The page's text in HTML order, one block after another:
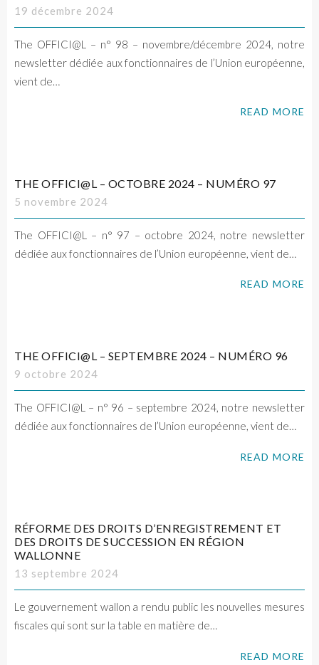
19 décembre 2024
The OFFICI@L – n° 98 – novembre/décembre 2024, notre
newsletter dédiée aux fonctionnaires de l’Union européenne,
vient de…
READ MORE
THE OFFICI@L – OCTOBRE 2024 – NUMÉRO 97
5 novembre 2024
The OFFICI@L – n° 97 – octobre 2024, notre newsletter
dédiée aux fonctionnaires de l’Union européenne, vient de…
READ MORE
THE OFFICI@L – SEPTEMBRE 2024 – NUMÉRO 96
9 octobre 2024
The OFFICI@L – n° 96 – septembre 2024, notre newsletter
dédiée aux fonctionnaires de l’Union européenne, vient de…
READ MORE
RÉFORME DES DROITS D’ENREGISTREMENT ET
DES DROITS DE SUCCESSION EN RÉGION
WALLONNE
13 septembre 2024
Le gouvernement wallon a rendu public les nouvelles mesures
fiscales qui sont sur la table en matière de…
READ MORE